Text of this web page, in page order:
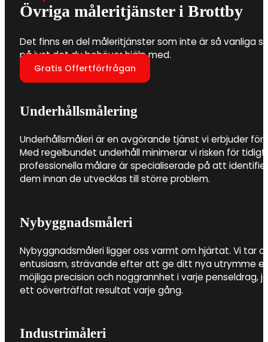
Övriga måleritjänster i Brottby
Det finns en del måleritjänster som inte är så vanliga
på just det du behöver hjälp med.
Gratis Offertförfrågan
Underhållsmålering
Underhållsmåleri är en avgörande tjänst vi erbjuder
Med regelbundet underhåll minimerar vi risken för
professionella målare är specialiserade på att
dem innan de utvecklas till större problem.
Nybyggnadsmåleri
Nybyggnadsmåleri ligger oss varmt om hjärtat. Vi tar
entusiasm, strävande efter att ge ditt nya utrymme
möjliga precision och noggrannhet i varje
ett oöverträffat resultat varje gång.
Industrimåleri